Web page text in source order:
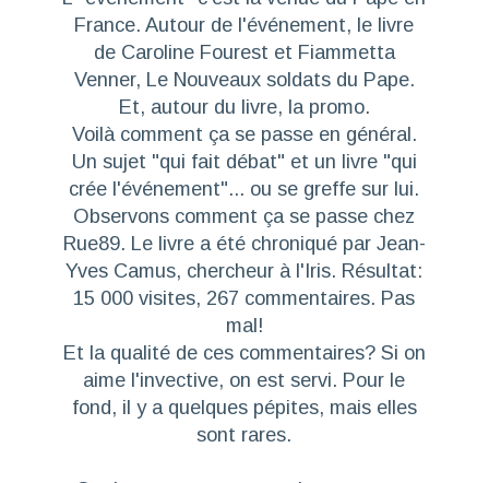
France. Autour de l'événement, le livre
de Caroline Fourest et Fiammetta
Venner, Le Nouveaux soldats du Pape.
Et, autour du livre, la promo.
Voilà comment ça se passe en général.
Un sujet "qui fait débat" et un livre "qui
crée l'événement"... ou se greffe sur lui.
Observons comment ça se passe chez
Rue89. Le livre a été chroniqué par Jean-
Yves Camus, chercheur à l'Iris. Résultat:
15 000 visites, 267 commentaires. Pas
mal!
Et la qualité de ces commentaires? Si on
aime l'invective, on est servi. Pour le
fond, il y a quelques pépites, mais elles
sont rares.